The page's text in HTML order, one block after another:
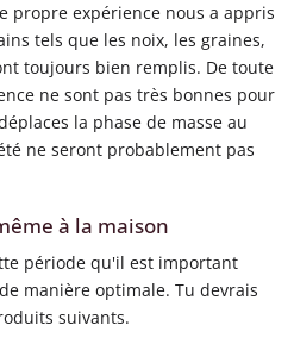
propre expérience nous a appris
tels que les noix, les graines,
toujours bien remplis. De toute
ne sont pas très bonnes pour
la phase de masse au
ne seront probablement pas
à la maison
période qu'il est important
manière optimale. Tu devrais
suivants.